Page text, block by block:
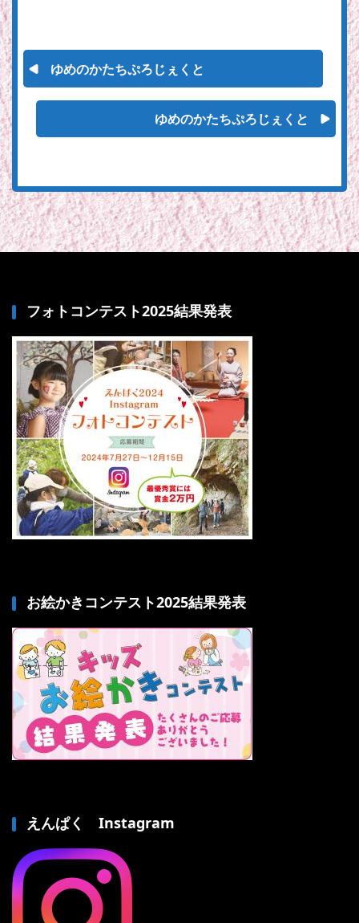
ゆめのかたちぷろじぇくと
ゆめのかたちぷろじぇくと
フォトコンテスト2025結果発表
お絵かきコンテスト2025結果発表
えんぱく Instagram